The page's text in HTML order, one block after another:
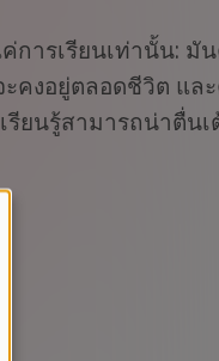
การเรียนเท่านั้น: มั
คงอยู่ตลอดชีวิต แล
ยนรู้สามารถน่าตื่น